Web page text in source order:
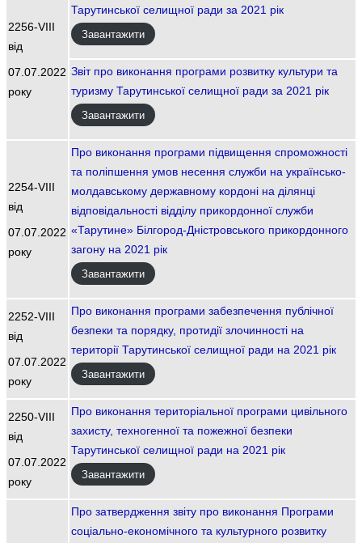
2256-VIII
від
07.07.2022
року
Тарутинської селищної ради за 2021 рік
Завантажити
Звіт про виконання програми розвитку культури та
туризму Тарутинської селищної ради за 2021 рік
Завантажити
2254-VIII
від
07.07.2022
року
Про виконання програми підвищення спроможності
та поліпшення умов несення служби на українсько-
молдавському державному кордоні на ділянці
відповідальності відділу прикордонної служби
«Тарутине» Білгород-Дністровського прикордонного
загону на 2021 рік
Завантажити
2252-VIII
від
07.07.2022
року
Про виконання програми забезпечення публічної
безпеки та порядку, протидії злочинності на
території Тарутинської селищної ради на 2021 рік
Завантажити
2250-VIII
від
07.07.2022
року
Про виконання територіальної програми цивільного
захисту, техногенної та пожежної безпеки
Тарутинської селищної ради на 2021 рік
Завантажити
Про затвердження звіту про виконання Програми
соціально-економічного та культурного розвитку